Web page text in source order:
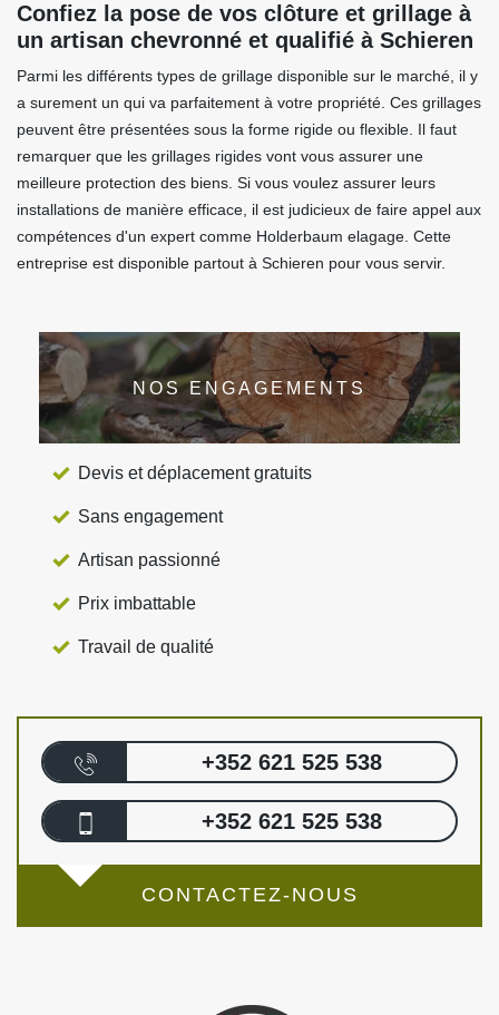
Confiez la pose de vos clôture et grillage à
un artisan chevronné et qualifié à Schieren
Parmi les différents types de grillage disponible sur le marché, il y
a surement un qui va parfaitement à votre propriété. Ces grillages
peuvent être présentées sous la forme rigide ou flexible. Il faut
remarquer que les grillages rigides vont vous assurer une
meilleure protection des biens. Si vous voulez assurer leurs
installations de manière efficace, il est judicieux de faire appel aux
compétences d'un expert comme Holderbaum elagage. Cette
entreprise est disponible partout à Schieren pour vous servir.
NOS ENGAGEMENTS
Devis et déplacement gratuits
Sans engagement
Artisan passionné
Prix imbattable
Travail de qualité
+352 621 525 538
+352 621 525 538
CONTACTEZ-NOUS